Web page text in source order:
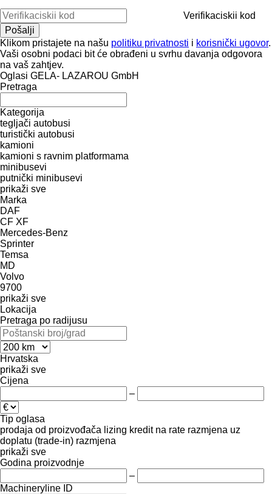
Verifikaciskii kod
Klikom pristajete na našu politiku privatnosti i korisnički ugovor.
Vaši osobni podaci bit će obrađeni u svrhu davanja odgovora
na vaš zahtjev.
Oglasi GELA- LAZAROU GmbH
Pretraga
Kategorija
tegljači autobusi
turistički autobusi
kamioni
kamioni s ravnim platformama
minibusevi
putnički minibusevi
prikaži sve
Marka
DAF
CF XF
Mercedes-Benz
Sprinter
Temsa
MD
Volvo
9700
prikaži sve
Lokacija
Pretraga po radijusu
Hrvatska
prikaži sve
Cijena
–
Tip oglasa
prodaja od proizvođača lizing kredit na rate razmjena uz
doplatu (trade-in) razmjena
prikaži sve
Godina proizvodnje
–
Machineryline ID